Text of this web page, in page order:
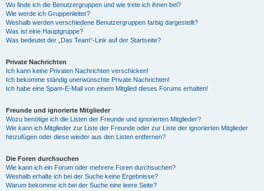
Wo finde ich die Benutzergruppen und wie trete ich ihnen bei?
Wie werde ich Gruppenleiter?
Weshalb werden verschiedene Benutzergruppen farbig dargestellt?
Was ist eine Hauptgruppe?
Was bedeutet der „Das Team“-Link auf der Startseite?
Private Nachrichten
Ich kann keine Privaten Nachrichten verschicken!
Ich bekomme ständig unerwünschte Private Nachrichten!
Ich habe eine Spam-E-Mail von einem Mitglied dieses Forums erhalten!
Freunde und ignorierte Mitglieder
Wozu benötige ich die Listen der Freunde und ignorierten Mitglieder?
Wie kann ich Mitglieder zur Liste der Freunde oder zur Liste der ignorierten Mitglieder
hinzufügen oder diese wieder aus den Listen entfernen?
Die Foren durchsuchen
Wie kann ich ein Forum oder mehrere Foren durchsuchen?
Weshalb erhalte ich bei der Suche keine Ergebnisse?
Warum bekomme ich bei der Suche eine leere Seite?